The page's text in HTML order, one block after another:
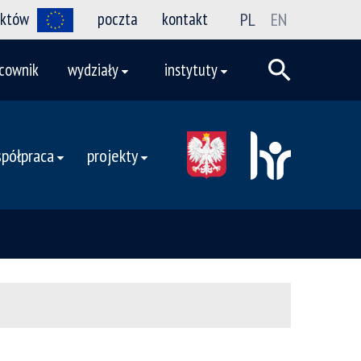
poczta kontakt PL EN
wydziały instytuty
projekty